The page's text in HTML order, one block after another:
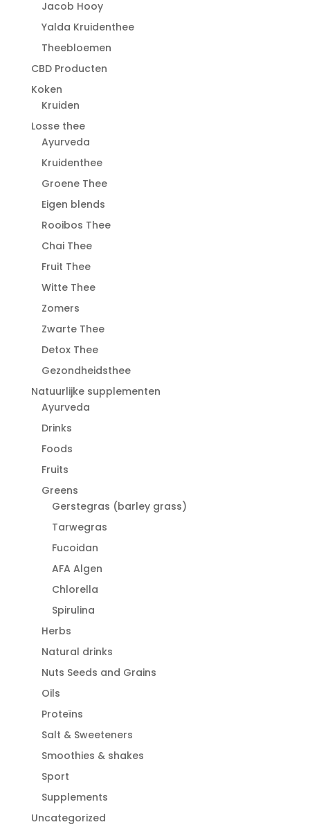
Jacob Hooy
Yalda Kruidenthee
Theebloemen
CBD Producten
Koken
Kruiden
Losse thee
Ayurveda
Kruidenthee
Groene Thee
Eigen blends
Rooibos Thee
Chai Thee
Fruit Thee
Witte Thee
Zomers
Zwarte Thee
Detox Thee
Gezondheidsthee
Natuurlijke supplementen
Ayurveda
Drinks
Foods
Fruits
Greens
Gerstegras (barley grass)
Tarwegras
Fucoidan
AFA Algen
Chlorella
Spirulina
Herbs
Natural drinks
Nuts Seeds and Grains
Oils
Proteïns
Salt & Sweeteners
Smoothies & shakes
Sport
Supplements
Uncategorized